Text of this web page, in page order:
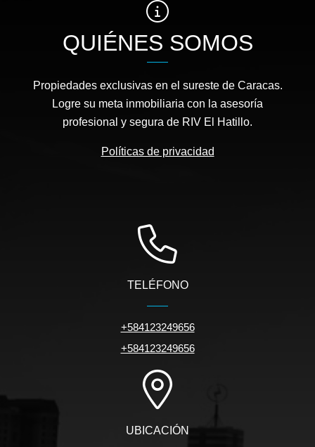
QUIÉNES SOMOS
Propiedades exclusivas en el sureste de Caracas.
Logre su meta inmobiliaria con la asesoría
profesional y segura de RIV El Hatillo.
Políticas de privacidad
TELÉFONO
+584123249656
+584123249656
UBICACIÓN